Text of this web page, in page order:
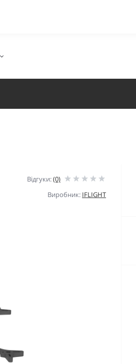
Відгуки:(0)
Виробник: IFLIGHT